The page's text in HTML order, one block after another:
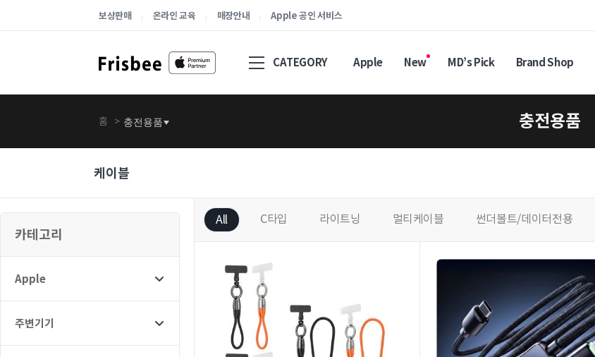
보상판매 온라인 교육 매장안내 Apple 공인 서비스
CATEGORY Apple New MD’s Pick Brand Shop
홈 > 충전용품 충전용품
케이블
카테고리
Apple
주변기기
All C타입 라이트닝 멀티케이블 썬더볼트/데이터전용